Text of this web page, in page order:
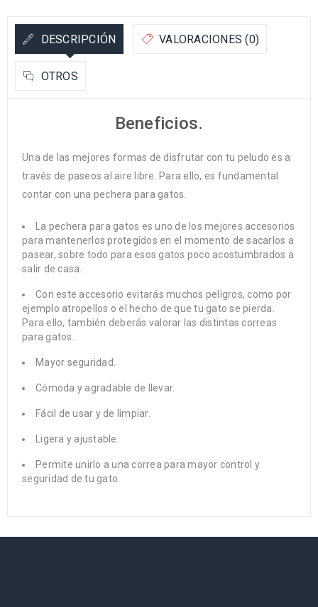
DESCRIPCIÓN VALORACIONES (0)
OTROS
Beneficios.
Una de las mejores formas de disfrutar con tu peludo es a
través de paseos al aire libre. Para ello, es fundamental
contar con una pechera para gatos.
La pechera para gatos es uno de los mejores accesorios
para mantenerlos protegidos en el momento de sacarlos a
pasear, sobre todo para esos gatos poco acostumbrados a
salir de casa.
Con este accesorio evitarás muchos peligros, como por
ejemplo atropellos o el hecho de que tu gato se pierda.
Para ello, también deberás valorar las distintas correas
para gatos.
Mayor seguridad.
Cómoda y agradable de llevar.
Fácil de usar y de limpiar.
Ligera y ajustable.
Permite unirlo a una correa para mayor control y
seguridad de tu gato.